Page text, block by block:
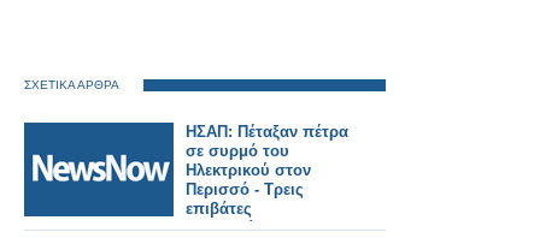
ΣΧΕΤΙΚΑ ΑΡΘΡΑ
ΗΣΑΠ: Πέταξαν πέτρα
σε συρμό του
Ηλεκτρικού στον
Περισσό - Τρεις
επιβάτες
τραυματίστηκαν